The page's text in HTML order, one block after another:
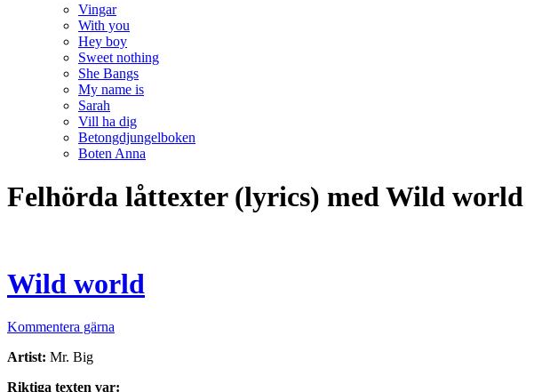
Vingar
With you
Hey boy
Sweet nothing
She Bangs
My name is
Sarah
Vill ha dig
Betongdjungelboken
Boten Anna
Felhörda låttexter (lyrics) med Wild world
Wild world
Kommentera gärna
Artist: Mr. Big
Riktiga texten var: